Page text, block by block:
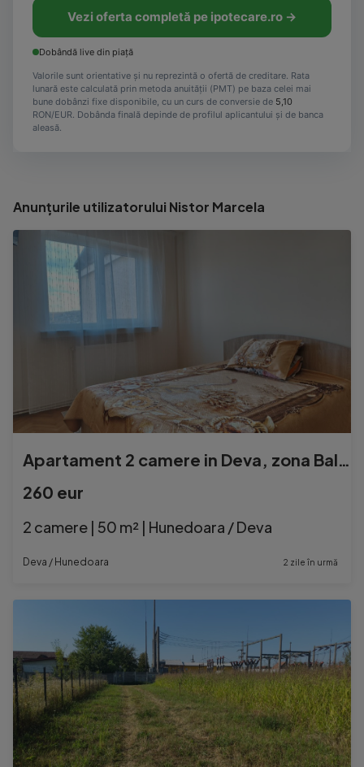
Vezi oferta completă pe ipotecare.ro →
Dobândă live din piață
Valorile sunt orientative și nu reprezintă o ofertă de creditare. Rata
lunară este calculată prin metoda anuității (PMT) pe baza celei mai
bune dobânzi fixe disponibile, cu un curs de conversie de 5,10
RON/EUR. Dobânda finală depinde de profilul aplicantului și de banca
aleasă.
Anunțurile utilizatorului Nistor Marcela
Apartament 2 camere in Deva, zona Balcescu – cu loc de parcare rezerva
260 eur
2 camere | 50 m² | Hunedoara / Deva
Deva / Hunedoara 2 zile în urmă